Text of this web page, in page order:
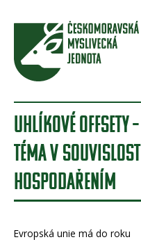
UHLÍKOVÉ OFFSETY
TÉMA V
HOSPODAŘENÍM
Evropská unie má do roku